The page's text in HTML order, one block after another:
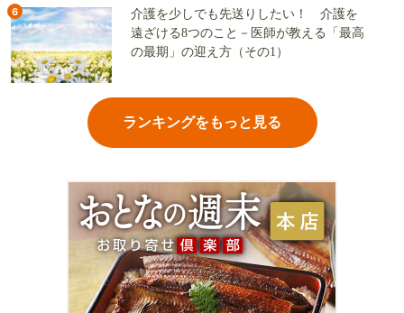
6
介護を少しでも先送りしたい！ 介護を
遠ざける8つのこと－医師が教える「最高
の最期」の迎え方（その1）
ランキングをもっと見る